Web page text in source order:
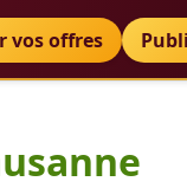
Petites
vos offres